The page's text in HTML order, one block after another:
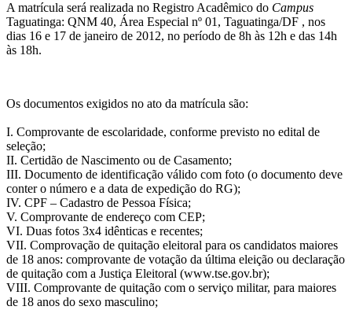
A matrícula será realizada no Registro Acadêmico do Campus
Taguatinga: QNM 40, Área Especial nº 01, Taguatinga/DF , nos
dias 16 e 17 de janeiro de 2012, no período de 8h às 12h e das 14h
às 18h.
Os documentos exigidos no ato da matrícula são:
I. Comprovante de escolaridade, conforme previsto no edital de
seleção;
II. Certidão de Nascimento ou de Casamento;
III. Documento de identificação válido com foto (o documento deve
conter o número e a data de expedição do RG);
IV. CPF – Cadastro de Pessoa Física;
V. Comprovante de endereço com CEP;
VI. Duas fotos 3x4 idênticas e recentes;
VII. Comprovação de quitação eleitoral para os candidatos maiores
de 18 anos: comprovante de votação da última eleição ou declaração
de quitação com a Justiça Eleitoral (www.tse.gov.br);
VIII. Comprovante de quitação com o serviço militar, para maiores
de 18 anos do sexo masculino;